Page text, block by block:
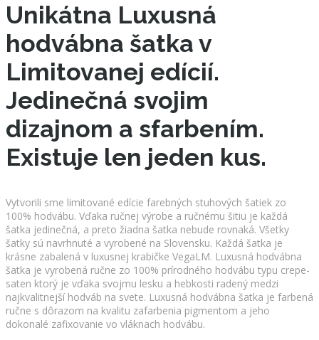
Unikátna Luxusná
hodvábna šatka v
Limitovanej edícií.
Jedinečná svojim
dizajnom a sfarbením.
Existuje len jeden kus.
Vytvorili sme limitované edície farebných stuhových šatiek zo
100% hodvábu. Vďaka ručnej výrobe a ručnému šitiu je každá
šatka jedinečná, a preto žiadna šatka nebude rovnaká. Všetky
šatky sú navrhnuté a vyrobené na Slovensku. Každá šatka je
krásne zabalená v luxusnej krabičke VegaLM. Luxusná hodvábna
šatka je vyrobená ručne zo 100% prírodného hodvábu typu crepe-
saten ktorý je vďaka svojmu lesku a hebkosti radený medzi
najkvalitnejší hodváb na svete. Luxusná hodvábna šatka je farbená
ručne s dôrazom na kvalitu zafarbenia pigmentom a jeho
dokonalé zafixovanie vo vláknach hodvábu.